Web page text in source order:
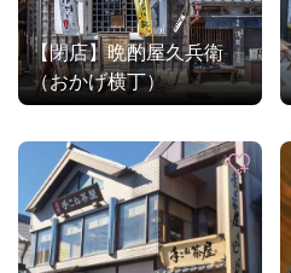
【閉店】晩酌屋久兵衛
（おかげ横丁）